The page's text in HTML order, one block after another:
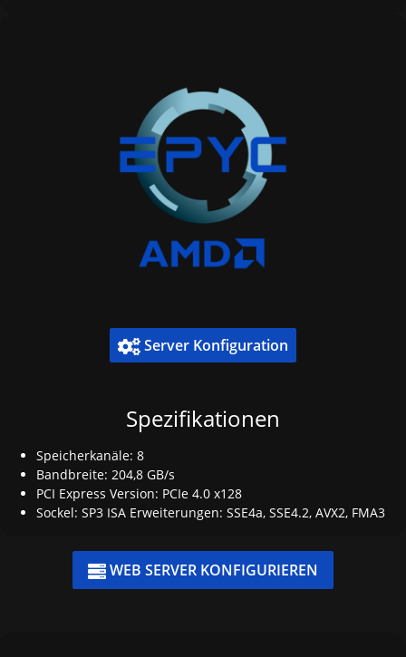
Server Konfiguration
Spezifikationen
Speicherkanäle: 8
Bandbreite: 204,8 GB/s
PCI Express Version: PCIe 4.0 x128
Sockel: SP3 ISA Erweiterungen: SSE4a, SSE4.2, AVX2, FMA3
WEB SERVER KONFIGURIEREN